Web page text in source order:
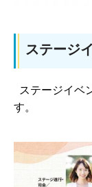
ステージ
ステージイベ
す。